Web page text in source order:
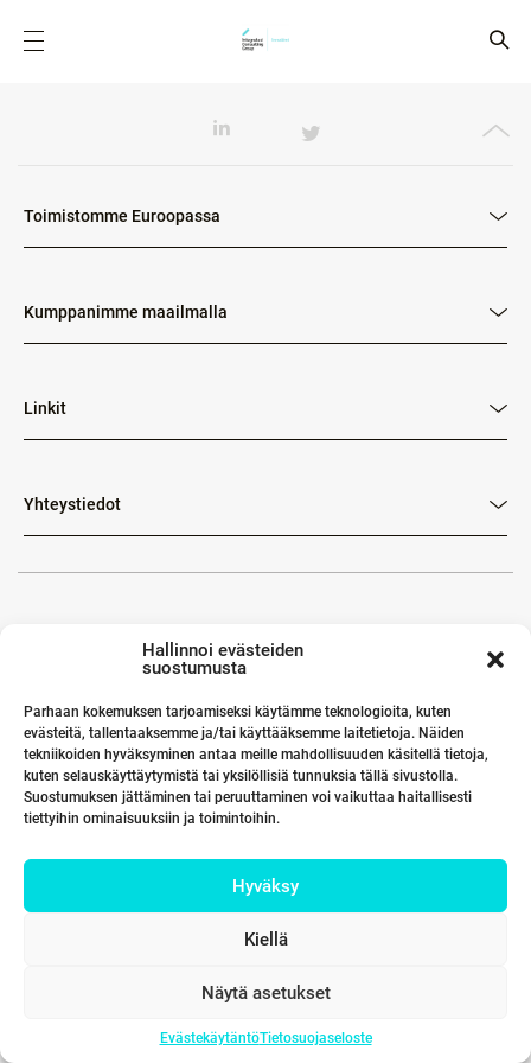
Hallinnoi evästeiden
suostumusta
Parhaan kokemuksen tarjoamiseksi käytämme teknologioita, kuten
evästeitä, tallentaaksemme ja/tai käyttääksemme laitetietoja. Näiden
tekniikoiden hyväksyminen antaa meille mahdollisuuden käsitellä tietoja,
kuten selauskäyttäytymistä tai yksilöllisiä tunnuksia tällä sivustolla.
Suostumuksen jättäminen tai peruuttaminen voi vaikuttaa haitallisesti
tiettyihin ominaisuuksiin ja toimintoihin.
Hyväksy
Kiellä
Näytä asetukset
EvästekäytäntöTietosuojaseloste
Toimistomme Euroopassa
Kumppanimme maailmalla
Linkit
Yhteystiedot